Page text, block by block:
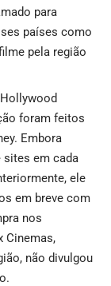
para
países como
pela região
foram feitos
Embora
sites em cada
ele
em breve com
nos
Cinemas,
não divulgou